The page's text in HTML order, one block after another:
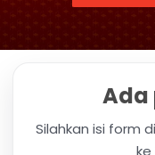
Ada
Silahkan isi form
ke